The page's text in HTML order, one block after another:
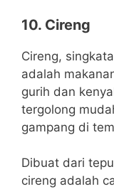
10. Cireng
Cireng,
adalah
gurih dan
tergolong
gampang di
Dibuat dari
cireng adalah